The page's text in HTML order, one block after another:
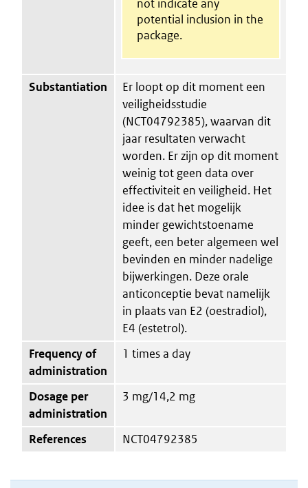
not indicate any
potential inclusion in the
package.
Substantiation
Er loopt op dit moment een
veiligheidsstudie
(NCT04792385), waarvan dit
jaar resultaten verwacht
worden. Er zijn op dit moment
weinig tot geen data over
effectiviteit en veiligheid. Het
idee is dat het mogelijk
minder gewichtstoename
geeft, een beter algemeen wel
bevinden en minder nadelige
bijwerkingen. Deze orale
anticonceptie bevat namelijk
in plaats van E2 (oestradiol),
E4 (estetrol).
Frequency of
administration
1 times a day
Dosage per
administration
3 mg/14,2 mg
References NCT04792385